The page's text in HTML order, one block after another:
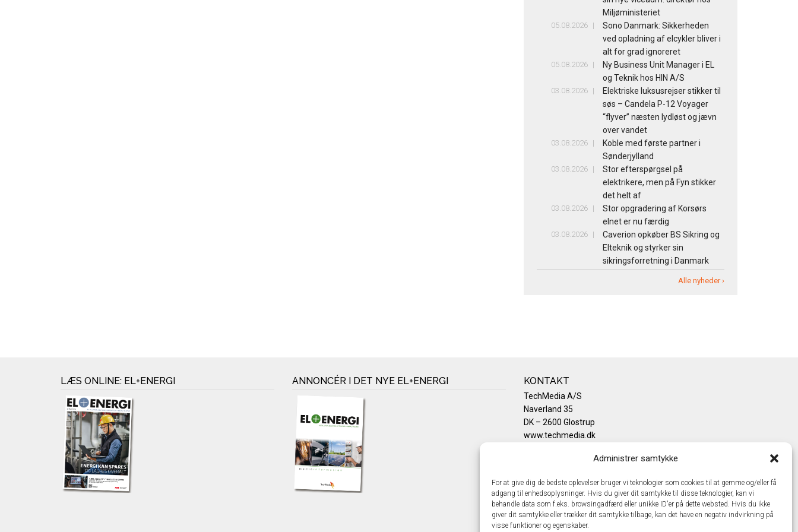
Administrer samtykke
For at give dig de bedste oplevelser bruger vi teknologier som cookies til at gemme og/eller få
adgang til enhedsoplysninger. Hvis du giver dit samtykke til disse teknologier, kan vi
behandle data som f.eks. browsingadfærd eller unikke ID'er på dette websted. Hvis du ikke
giver dit samtykke eller trækker dit samtykke tilbage, kan det have en negativ indvirkning på
visse funktioner og egenskaber.
Miljøministeriet
05.08.2026
Sono Danmark: Sikkerheden
ved opladning af elcykler bliver i
alt for grad ignoreret
05.08.2026
Ny Business Unit Manager i EL
og Teknik hos HIN A/S
03.08.2026
Elektriske luksusrejser stikker til
søs – Candela P-12 Voyager
“flyver” næsten lydløst og jævn
over vandet
03.08.2026
Koble med første partner i
Sønderjylland
03.08.2026
Stor efterspørgsel på
elektrikere, men på Fyn stikker
det helt af
03.08.2026
Stor opgradering af Korsørs
elnet er nu færdig
03.08.2026
Caverion opkøber BS Sikring og
Elteknik og styrker sin
sikringsforretning i Danmark
Alle nyheder ›
LÆS ONLINE: EL+ENERGI ANNONCÉR I DET NYE EL+ENERGI KONTAKT
TechMedia A/S
Naverland 35
DK – 2600 Glostrup
www.techmedia.dk
info@techmedia.dk
Cookiepolitik